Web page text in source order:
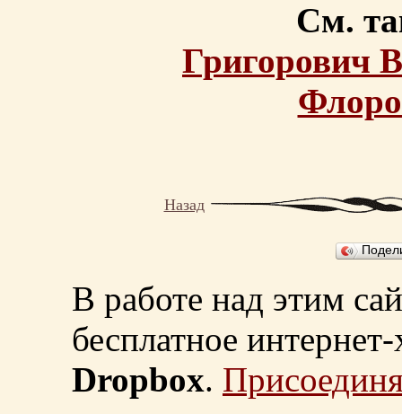
См.
Григорович
Назад
В работе над этим
бесплатное
Dropbox.